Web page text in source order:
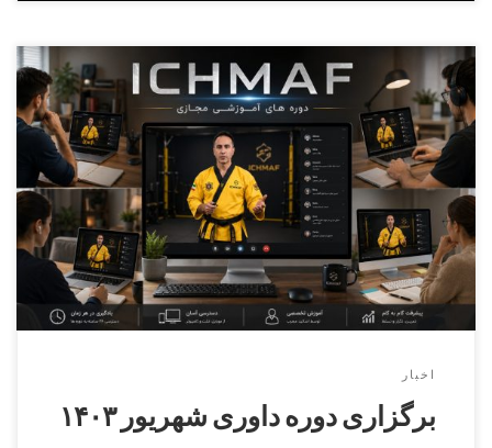
برگزاری دوره داوری درجه ۳ الی درجه ۱ ساعت ۹ الی ۱۳ روز
۱۴۰۳/۶/۹ مدرس دوره داوری دکتر محمد نطاق بافکر مسئول
برگزاری دوره استاد اکبر حیدری آقایان و بانوان محل برگزاری :
کرج , جهانشهر , بلوار ماهان , خیابان غزل , پلاک ۵۰ , دبیرستان
دانش انتخاب ثبت […]
اخبار
برگزاری دوره داوری شهریور ۱۴۰۳